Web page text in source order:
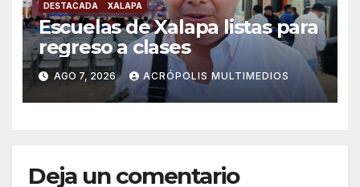
DESTACADA XALAPA
Escuelas de Xalapa listas para
regreso a clases
AGO 7, 2026 ACRÓPOLIS MULTIMEDIOS
Deja un comentario